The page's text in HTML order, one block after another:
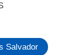
Salvador